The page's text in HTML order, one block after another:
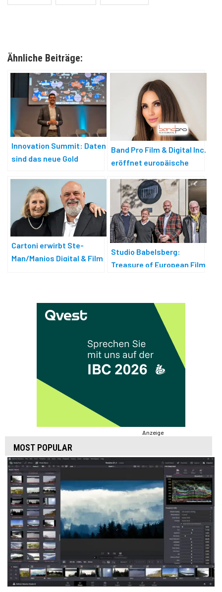
Ähnliche Beiträge:
Innovation Summit: Daten
sind das neue Gold
Band Pro Film & Digital Inc.
eröffnet europäische
Cartoni erwirbt Ste-
Man/Manios Digital & Film
Studio Babelsberg:
Treasure of European Film
Anzeige
MOST POPULAR